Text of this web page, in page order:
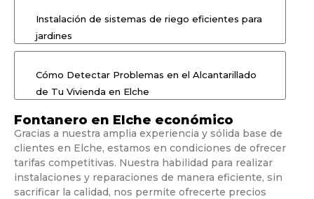
Instalación de sistemas de riego eficientes para
jardines
Cómo Detectar Problemas en el Alcantarillado
de Tu Vivienda en Elche
Fontanero en Elche económico
Gracias a nuestra amplia experiencia y sólida base de
clientes en Elche, estamos en condiciones de ofrecer
tarifas competitivas. Nuestra habilidad para realizar
instalaciones y reparaciones de manera eficiente, sin
sacrificar la calidad, nos permite ofrecerte precios